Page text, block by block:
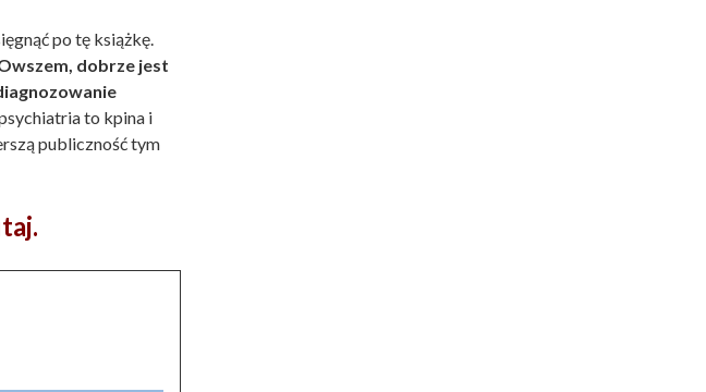
po tę książkę.
dobrze jest
to kpina i
publiczność tym